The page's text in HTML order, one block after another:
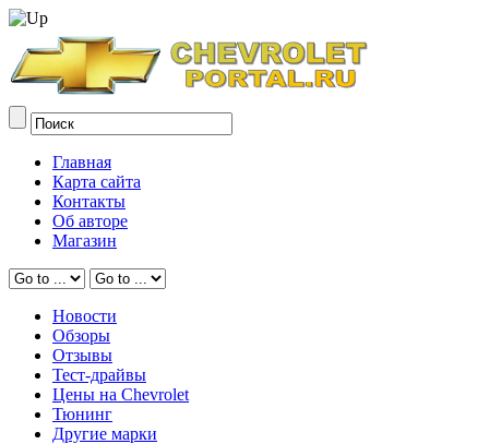
Главная
Карта сайта
Контакты
Об авторе
Магазин
Новости
Обзоры
Отзывы
Тест-драйвы
Цены на Chevrolet
Тюнинг
Другие марки